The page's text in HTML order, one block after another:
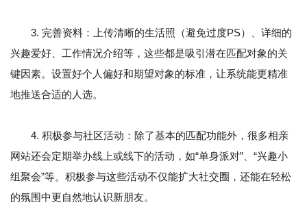
3. 完善资料：上传清晰的生活照（避免过度PS）、详细的
兴趣爱好、工作情况介绍等，这些都是吸引潜在匹配对象的关
键因素。设置好个人偏好和期望对象的标准，让系统能更精准
地推送合适的人选。
4. 积极参与社区活动：除了基本的匹配功能外，很多相亲
网站还会定期举办线上或线下的活动，如“单身派对”、“兴趣小
组聚会”等。积极参与这些活动不仅能扩大社交圈，还能在轻松
的氛围中更自然地认识新朋友。